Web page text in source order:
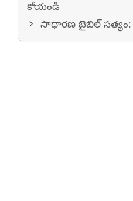
కోయండి
సాధారణ బైబిల్ సత్యం: